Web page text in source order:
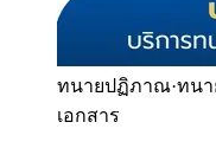
ทนายปฏิภาณ·ทนา
เอกสาร